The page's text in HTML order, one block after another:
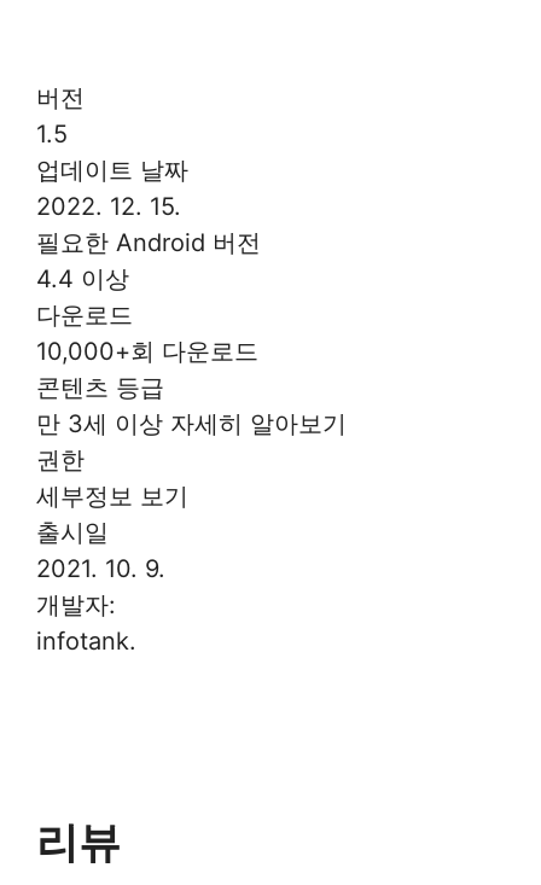
버전
1.5
업데이트 날짜
2022. 12. 15.
필요한 Android 버전
4.4 이상
다운로드
10,000+회 다운로드
콘텐츠 등급
만 3세 이상 자세히 알아보기
권한
세부정보 보기
출시일
2021. 10. 9.
개발자:
infotank.
리뷰